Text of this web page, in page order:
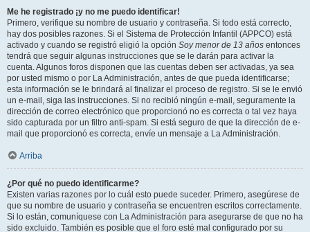
Me he registrado ¡y no me puedo identificar!
Primero, verifique su nombre de usuario y contraseña. Si todo está correcto,
hay dos posibles razones. Si el Sistema de Protección Infantil (APPCO) está
activado y cuando se registró eligió la opción Soy menor de 13 años entonces
tendrá que seguir algunas instrucciones que se le darán para activar la
cuenta. Algunos foros disponen que las cuentas deben ser activadas, ya sea
por usted mismo o por La Administración, antes de que pueda identificarse;
esta información se le brindará al finalizar el proceso de registro. Si se le envió
un e-mail, siga las instrucciones. Si no recibió ningún e-mail, seguramente la
dirección de correo electrónico que proporcionó no es correcta o tal vez haya
sido capturada por un filtro anti-spam. Si está seguro de que la dirección de e-
mail que proporcionó es correcta, envíe un mensaje a La Administración.
Arriba
¿Por qué no puedo identificarme?
Existen varias razones por lo cuál esto puede suceder. Primero, asegúrese de
que su nombre de usuario y contraseña se encuentren escritos correctamente.
Si lo están, comuníquese con La Administración para asegurarse de que no ha
sido excluido. También es posible que el foro esté mal configurado por su